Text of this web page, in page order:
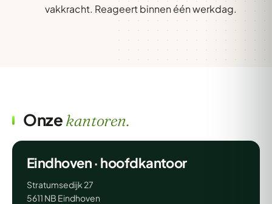
vakkracht. Reageert binnen één werkdag.
Onzekantoren.
Eindhoven · hoofdkantoor
Stratumsedijk 27
5611 NB Eindhoven